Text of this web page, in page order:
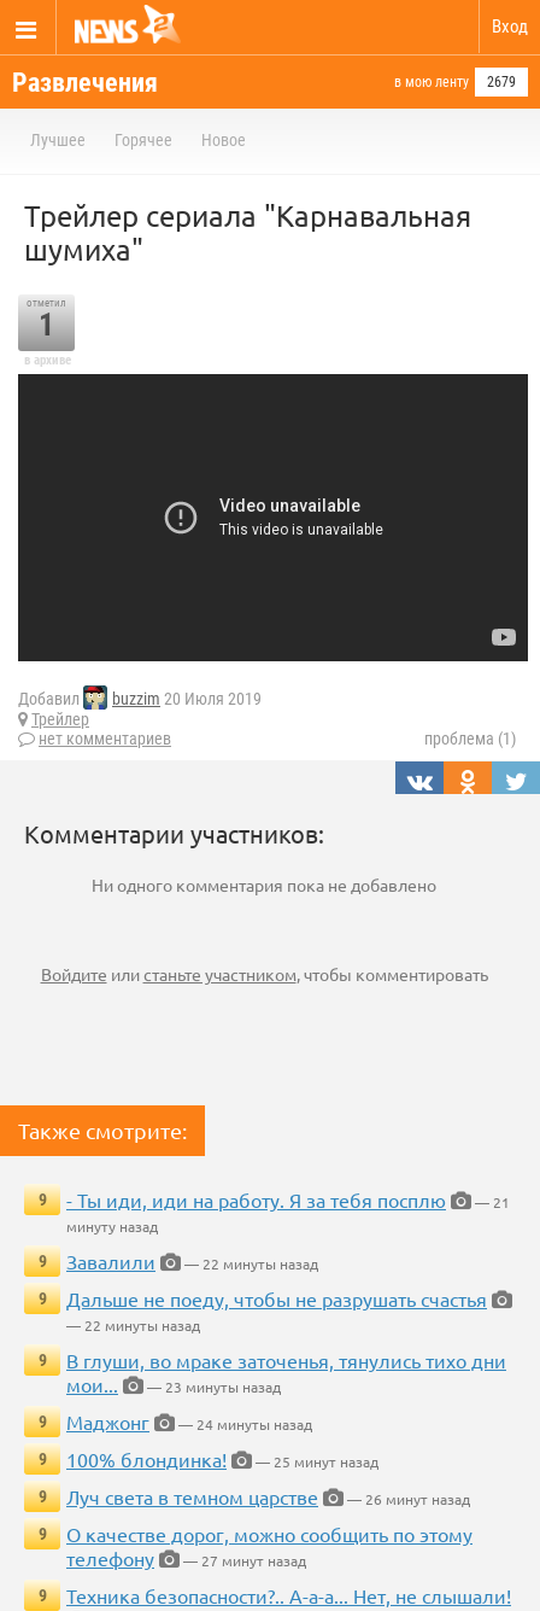
Вход
Развлечения в мою ленту 2679
Лучшее Горячее Новое
Трейлер сериала "Карнавальная
шумиха"
отметил
1
в архиве
Добавил buzzim 20 Июля 2019
Трейлер
нет комментариев
проблема (1)
Комментарии участников:
Ни одного комментария пока не добавлено
Войдите илистаньте участником, чтобы комментировать
Также смотрите:
9 - Ты иди, иди на работу. Я за тебя посплю
— 21
минуту назад
9
Завалили
— 22 минуты назад
9
Дальше не поеду, чтобы не разрушать счастья
— 22 минуты назад
9
В глуши, во мраке заточенья, тянулись тихо дни
мои...
— 23 минуты назад
9
Маджонг
— 24 минуты назад
9
100% блондинка!
— 25 минут назад
9
Луч света в темном царстве
— 26 минут назад
9
О качестве дорог, можно сообщить по этому
телефону
— 27 минут назад
9
Техника безопасности?.. А-а-а... Нет, не слышали!